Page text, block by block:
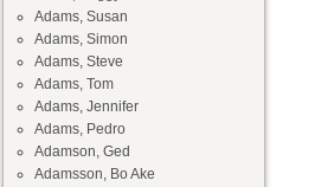
Adams, Susan
Adams, Simon
Adams, Steve
Adams, Tom
Adams, Jennifer
Adams, Pedro
Adamson, Ged
Adamsson, Bo Ake